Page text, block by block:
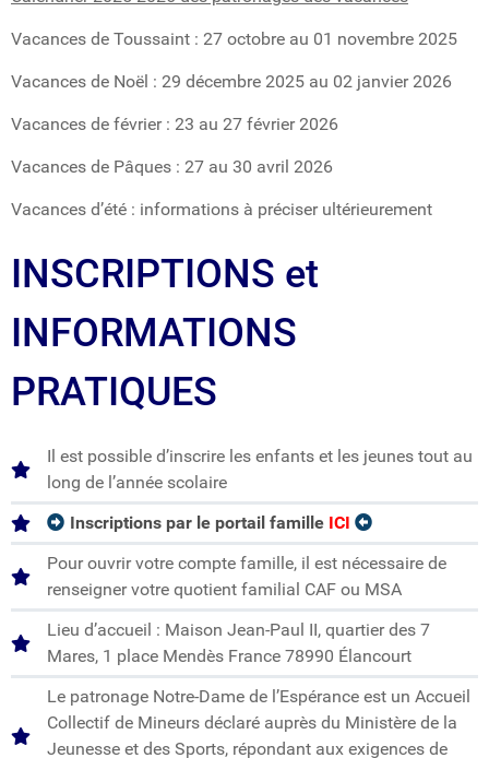
Vacances de Toussaint : 27 octobre au 01 novembre 2025
Vacances de Noël : 29 décembre 2025 au 02 janvier 2026
Vacances de février : 23 au 27 février 2026
Vacances de Pâques : 27 au 30 avril 2026
Vacances d’été : informations à préciser ultérieurement
INSCRIPTIONS et
INFORMATIONS
PRATIQUES
Il est possible d’inscrire les enfants et les jeunes tout au
long de l’année scolaire
Inscriptions par le portail famille ICI
Pour ouvrir votre compte famille, il est nécessaire de
renseigner votre quotient familial CAF ou MSA
Lieu d’accueil : Maison Jean-Paul II, quartier des 7
Mares, 1 place Mendès France 78990 Élancourt
Le patronage Notre-Dame de l’Espérance est un Accueil
Collectif de Mineurs déclaré auprès du Ministère de la
Jeunesse et des Sports, répondant aux exigences de